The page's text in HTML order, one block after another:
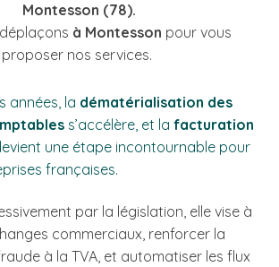
Montesson (78).
à Montesson pour vous
proposer nos services.
années, la dématérialisation des
s’accélère, et la facturation
une étape incontournable pour
françaises.
par la législation, elle vise à
commerciaux, renforcer la
à la TVA, et automatiser les flux